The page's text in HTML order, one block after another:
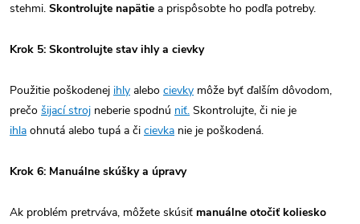
stehmi. Skontrolujte napätie a prispôsobte ho podľa potreby.
Krok 5: Skontrolujte stav ihly a cievky
Použitie poškodenej ihly alebo cievky môže byť ďalším dôvodom,
prečo šijací stroj neberie spodnú niť. Skontrolujte, či nie je
ihla ohnutá alebo tupá a či cievka nie je poškodená.
Krok 6: Manuálne skúšky a úpravy
Ak problém pretrváva, môžete skúsiť manuálne otočiť koliesko